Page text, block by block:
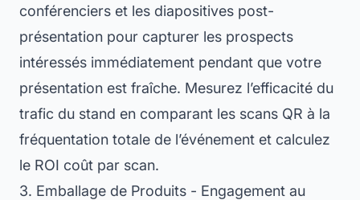
conférenciers et les diapositives post-
présentation pour capturer les prospects
intéressés immédiatement pendant que votre
présentation est fraîche. Mesurez l’efficacité du
trafic du stand en comparant les scans QR à la
fréquentation totale de l’événement et calculez
le ROI coût par scan.
3. Emballage de Produits - Engagement au